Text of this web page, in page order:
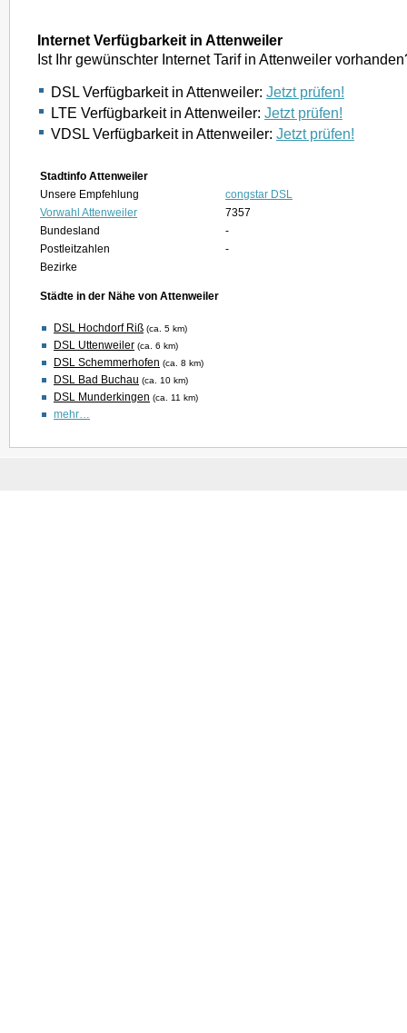
Internet Verfügbarkeit in Attenweiler
Ist Ihr gewünschter Internet Tarif in Attenweiler
DSL Verfügbarkeit in Attenweiler: Jetzt prüfen!
LTE Verfügbarkeit in Attenweiler: Jetzt prüfen!
VDSL Verfügbarkeit in Attenweiler: Jetzt prüfen!
Stadtinfo Attenweiler
Unsere Empfehlung
congstar DSL
Vorwahl Attenweiler
7357
Bundesland
-
Postleitzahlen
-
Bezirke
Städte in der Nähe von Attenweiler
DSL Hochdorf Riß (ca. 5 km)
DSL Uttenweiler (ca. 6 km)
DSL Schemmerhofen (ca. 8 km)
DSL Bad Buchau (ca. 10 km)
DSL Munderkingen (ca. 11 km)
mehr…